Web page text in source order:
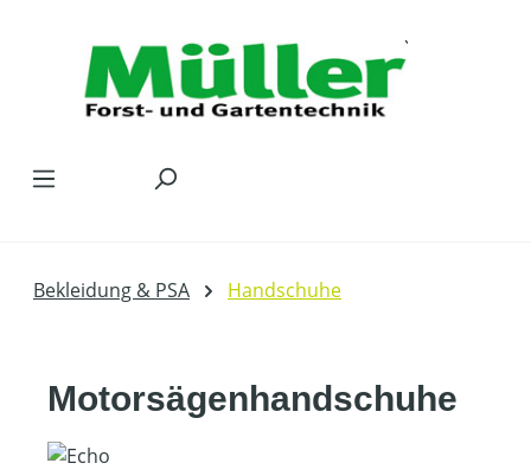
Bekleidung & PSA Handschuhe
Motorsägenhandschuhe